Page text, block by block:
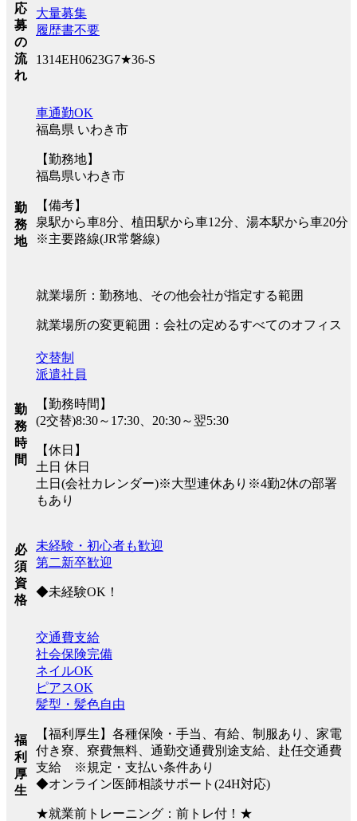
応
募
の
流
れ
大量募集
履歴書不要
1314EH0623G7★36-S
勤
務
地
車通勤OK
福島県 いわき市
【勤務地】
福島県いわき市
【備考】
泉駅から車8分、植田駅から車12分、湯本駅から車20分
※主要路線(JR常磐線)
就業場所：勤務地、その他会社が指定する範囲
就業場所の変更範囲：会社の定めるすべてのオフィス
勤
務
時
間
交替制
派遣社員
【勤務時間】
(2交替)8:30～17:30、20:30～翌5:30
【休日】
土日 休日
土日(会社カレンダー)※大型連休あり※4勤2休の部署
もあり
必
須
資
格
未経験・初心者も歓迎
第二新卒歓迎
◆未経験OK！
福
利
厚
生
交通費支給
社会保険完備
ネイルOK
ピアスOK
髪型・髪色自由
【福利厚生】各種保険・手当、有給、制服あり、家電
付き寮、寮費無料、通勤交通費別途支給、赴任交通費
支給 ※規定・支払い条件あり
◆オンライン医師相談サポート(24H対応)
★就業前トレーニング：前トレ付！★